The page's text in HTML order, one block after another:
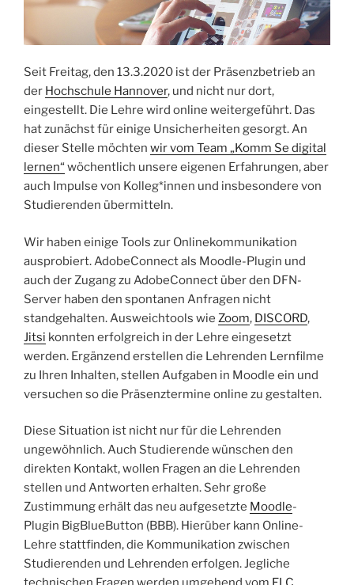
Seit Freitag, den 13.3.2020 ist der Präsenzbetrieb an
der Hochschule Hannover, und nicht nur dort,
eingestellt. Die Lehre wird online weitergeführt. Das
hat zunächst für einige Unsicherheiten gesorgt. An
dieser Stelle möchten wir vom Team „Komm Se digital
lernen“ wöchentlich unsere eigenen Erfahrungen, aber
auch Impulse von Kolleg*innen und insbesondere von
Studierenden übermitteln.
Wir haben einige Tools zur Onlinekommunikation
ausprobiert. AdobeConnect als Moodle-Plugin und
auch der Zugang zu AdobeConnect über den DFN-
Server haben den spontanen Anfragen nicht
standgehalten. Ausweichtools wie Zoom, DISCORD,
Jitsi konnten erfolgreich in der Lehre eingesetzt
werden. Ergänzend erstellen die Lehrenden Lernfilme
zu Ihren Inhalten, stellen Aufgaben in Moodle ein und
versuchen so die Präsenztermine online zu gestalten.
Diese Situation ist nicht nur für die Lehrenden
ungewöhnlich. Auch Studierende wünschen den
direkten Kontakt, wollen Fragen an die Lehrenden
stellen und Antworten erhalten. Sehr große
Zustimmung erhält das neu aufgesetzte Moodle-
Plugin BigBlueButton (BBB). Hierüber kann Online-
Lehre stattfinden, die Kommunikation zwischen
Studierenden und Lehrenden erfolgen. Jegliche